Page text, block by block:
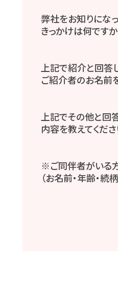
弊社をお知りにな
きっかけは何ですか
上記で紹介と回答
ご紹介者のお名前
上記でその他と回
内容を教えてくださ
※ご同伴者がいる
（お名前・年齢・続